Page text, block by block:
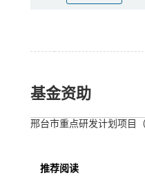
基金资助
邢台市重点研发计划项目（